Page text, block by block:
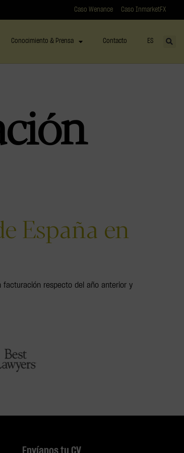
Caso Wenance Caso InmarketFX
Conocimiento & Prensa Contacto ES
España en
facturación respecto del año anterior y
Envíanos tu CV